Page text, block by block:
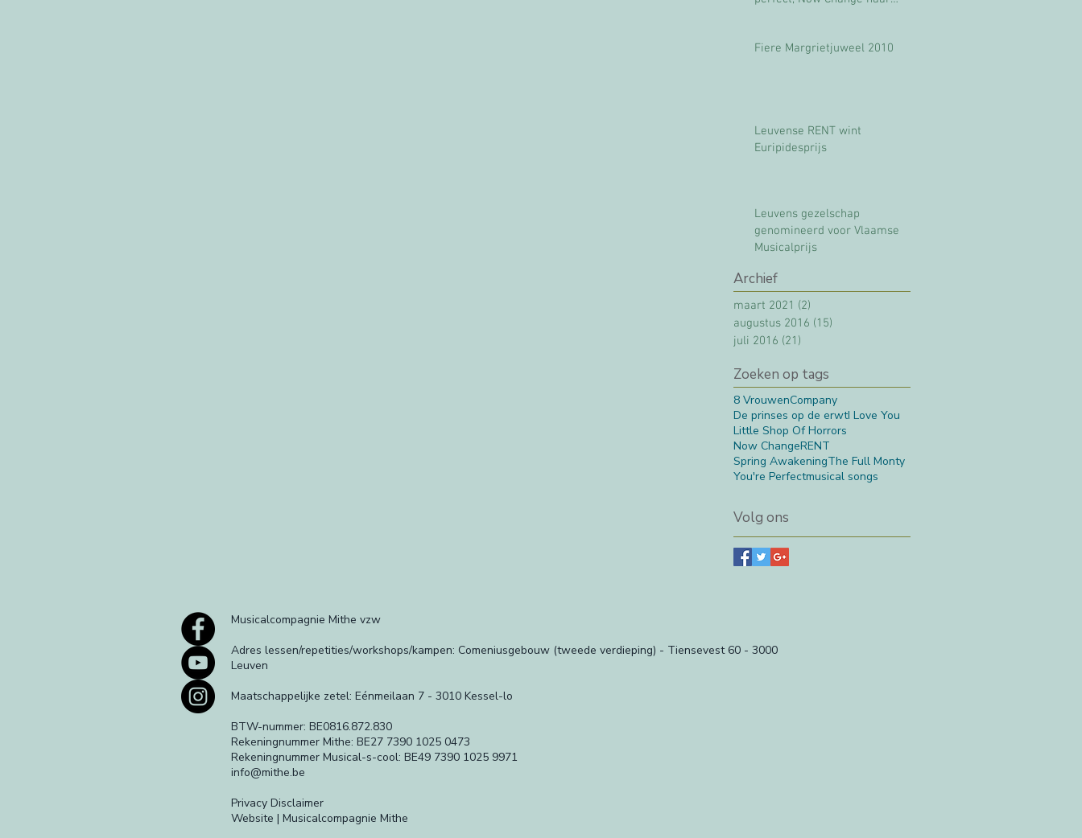
Fiere Margrietjuweel 2010
Leuvense RENT wint
Euripidesprijs
Leuvens gezelschap
genomineerd voor Vlaamse
Musicalprijs
Archief
maart 2021 (2)
augustus 2016 (15)
juli 2016 (21)
Zoeken op tags
8 VrouwenCompany
De prinses op de erwtI Love You
Little Shop Of Horrors
Now ChangeRENT
Spring AwakeningThe Full Monty
You're Perfectmusical songs
Volg ons
Musicalcompagnie Mithe vzw
Adres lessen/repetities/workshops/kampen: Comeniusgebouw (tweede verdieping) - Tiensevest 60 - 3000
Leuven
Maatschappelijke zetel: Eénmeilaan 7 - 3010 Kessel-lo
BTW-nummer: BE0816.872.830
Rekeningnummer Mithe: BE27 7390 1025 0473
Rekeningnummer Musical-s-cool: BE49 7390 1025 9971
info@mithe.be
Privacy Disclaimer
Website | Musicalcompagnie Mithe